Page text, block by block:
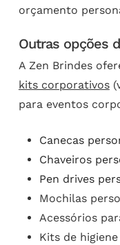
orçamento
Outras opções
A Zen Brindes
kits corporativos
para eventos
Canecas
Chaveiros
Pen drives
Mochilas
Acessórios
Kits de